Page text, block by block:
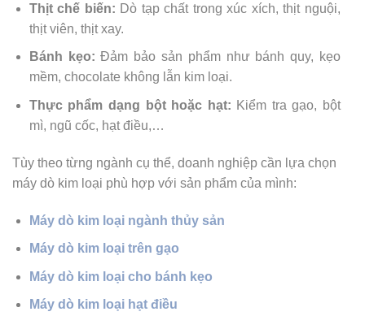
Thịt chế biến: Dò tạp chất trong xúc xích, thịt nguội,
thịt viên, thịt xay.
Bánh kẹo: Đảm bảo sản phẩm như bánh quy, kẹo
mềm, chocolate không lẫn kim loại.
Thực phẩm dạng bột hoặc hạt: Kiểm tra gạo, bột
mì, ngũ cốc, hạt điều,…
Tùy theo từng ngành cụ thể, doanh nghiệp cần lựa chọn
máy dò kim loại phù hợp với sản phẩm của mình:
Máy dò kim loại ngành thủy sản
Máy dò kim loại trên gạo
Máy dò kim loại cho bánh kẹo
Máy dò kim loại hạt điều